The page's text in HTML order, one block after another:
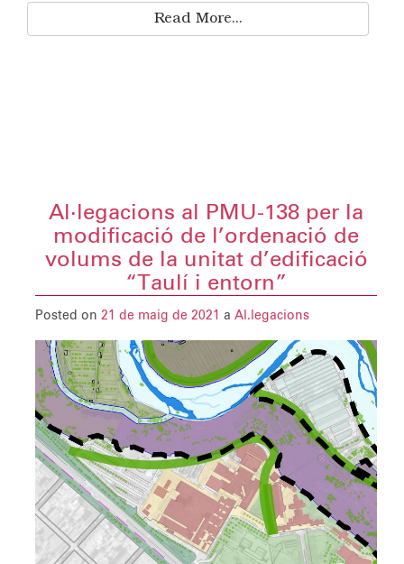
Read More...
Al·legacions al PMU-138 per la
modificació de l’ordenació de
volums de la unitat d’edificació
“Taulí i entorn”
Posted on 21 de maig de 2021 a Al.legacions